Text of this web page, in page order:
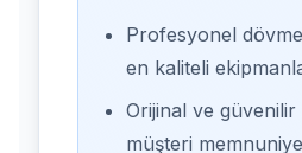
Profesyonel dövme
en kaliteli
Orijinal ve
müşteri